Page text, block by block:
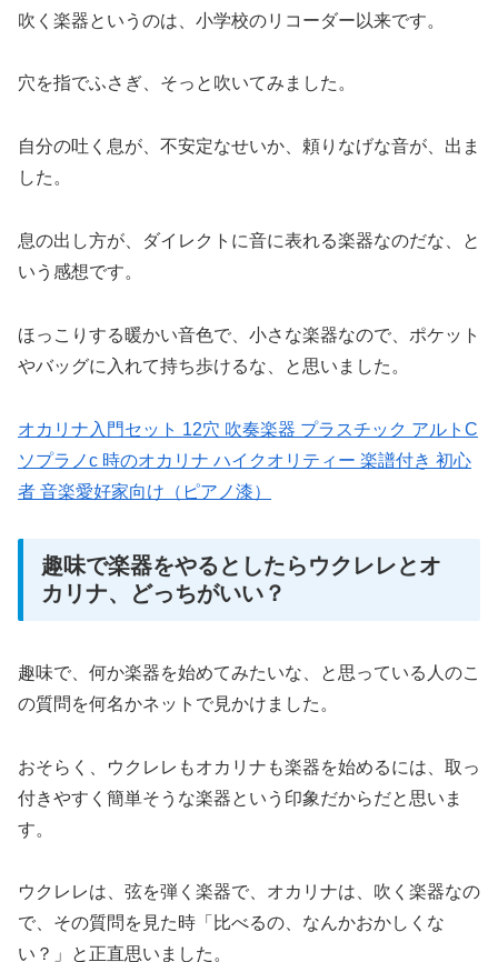
吹く楽器というのは、小学校のリコーダー以来です。
穴を指でふさぎ、そっと吹いてみました。
自分の吐く息が、不安定なせいか、頼りなげな音が、出ま
した。
息の出し方が、ダイレクトに音に表れる楽器なのだな、と
いう感想です。
ほっこりする暖かい音色で、小さな楽器なので、ポケット
やバッグに入れて持ち歩けるな、と思いました。
オカリナ入門セット 12穴 吹奏楽器 プラスチック アルトC
ソプラノc 時のオカリナ ハイクオリティー 楽譜付き 初心
者 音楽愛好家向け（ピアノ漆）
趣味で楽器をやるとしたらウクレレとオ
カリナ、どっちがいい？
趣味で、何か楽器を始めてみたいな、と思っている人のこ
の質問を何名かネットで見かけました。
おそらく、ウクレレもオカリナも楽器を始めるには、取っ
付きやすく簡単そうな楽器という印象だからだと思いま
す。
ウクレレは、弦を弾く楽器で、オカリナは、吹く楽器なの
で、その質問を見た時「比べるの、なんかおかしくな
い？」と正直思いました。